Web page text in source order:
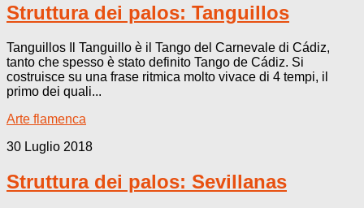
Struttura dei palos: Tanguillos
Tanguillos Il Tanguillo è il Tango del Carnevale di Cádiz,
tanto che spesso è stato definito Tango de Cádiz. Si
costruisce su una frase ritmica molto vivace di 4 tempi, il
primo dei quali...
Arte flamenca
30 Luglio 2018
Struttura dei palos: Sevillanas